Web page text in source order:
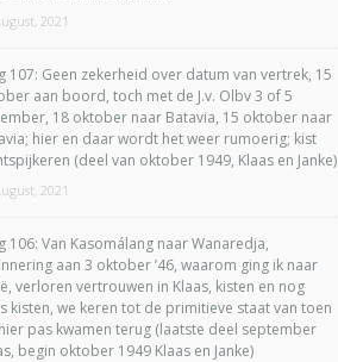
2021
107: Geen zekerheid over datum van vertrek, 15
aan boord, toch met de J.v. Olbv 3 of 5
18 oktober naar Batavia, 15 oktober naar
hier en daar wordt het weer rumoerig; kist
(deel van oktober 1949, Klaas en Janke)
2021
106: Van Kasomálang naar Wanaredja,
aan 3 oktober ’46, waarom ging ik naar
verloren vertrouwen in Klaas, kisten en nog
kisten, we keren tot de primitieve staat van toen
pas kwamen terug (laatste deel september
begin oktober 1949 Klaas en Janke)